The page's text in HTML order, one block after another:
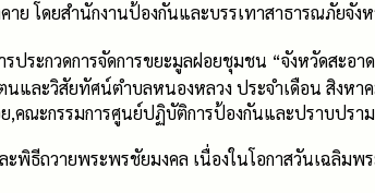
โดยสำนักงานป้องกันและบรรเทาสาธารณภัยจัง
ระกวดการจัดการขยะมูลฝอยชุมชน “จังหวัดสะอา
และวิสัยทัศน์ตำบลหนองหลวง ประจำเดือน สิงหา
คณะกรรมการศูนย์ปฏิบัติการป้องกันและปราบปราม
ธีถวายพระพรชัยมงคล เนื่องในโอกาสวันเฉลิมพ